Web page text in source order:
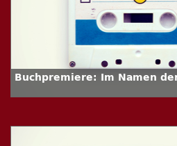
Buchpremiere: Im Namen